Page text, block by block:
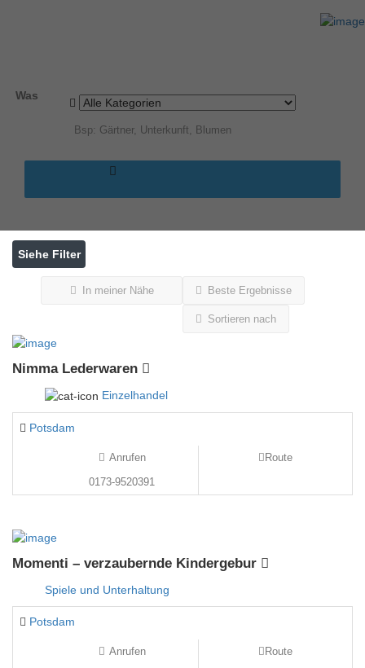
Was
Siehe Filter
In meiner Nähe Beste Ergebnisse
Sortieren nach
Nimma Lederwaren
Einzelhandel
Potsdam
Anrufen
0173-9520391
Route
Momenti – verzaubernde Kindergebur
Spiele und Unterhaltung
Potsdam
Anrufen
Route